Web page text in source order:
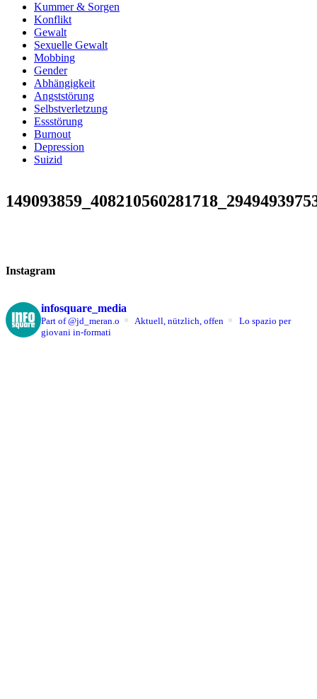
Kummer & Sorgen
Konflikt
Gewalt
Sexuelle Gewalt
Mobbing
Gender
Abhängigkeit
Angststörung
Selbstverletzung
Essstörung
Burnout
Depression
Suizid
Instagram
infosquare_media
Part of @jd_meran.o Aktuell, nützlich, offen
Lo spazio per
giovani in-formati